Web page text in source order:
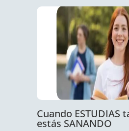
Cuando ESTUDIAS
estás SANANDO